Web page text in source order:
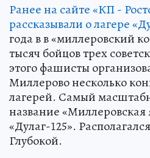
Ранее на сайте «КП -
рассказывали о лагере
года в в «миллеровский
тысяч бойцов трех
этого фашисты
Миллерово несколько
лагерей. Самый
название «Миллеровская
«Дулаг-125».
Глубокой.